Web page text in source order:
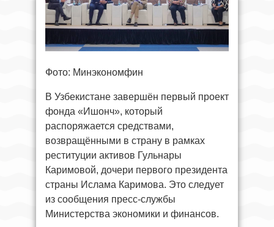
Фото: Минэкономфин
В Узбекистане завершён первый проект
фонда «Ишонч», который
распоряжается средствами,
возвращёнными в страну в рамках
реституции активов Гульнары
Каримовой, дочери первого президента
страны Ислама Каримова. Это следует
из сообщения пресс-службы
Министерства экономики и финансов.